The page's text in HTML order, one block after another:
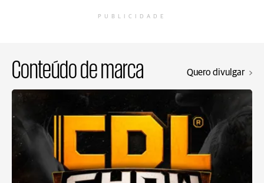
PUBLICIDADE
Conteúdo de marca Quero divulgar